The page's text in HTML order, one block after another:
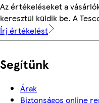
Az értékeléseket a
keresztül küldik be. A
Írj értékelést
Segítünk
Árak
Biztonságos online